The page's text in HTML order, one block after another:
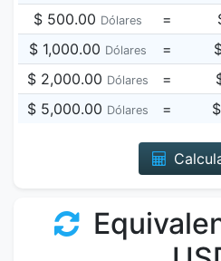
$ 500.00 Dólares =
$ 1,000.00 Dólares =
$ 2,000.00 Dólares =
$ 5,000.00 Dólares =